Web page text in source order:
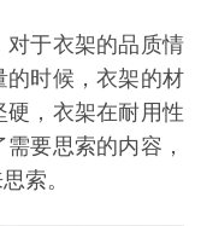
对于衣架的品质情
的时候，衣架的材
硬，衣架在耐用性
要思索的内容，
索。